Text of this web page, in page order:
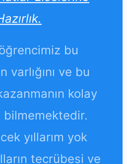
bu
varlığını ve bu
kolay
bilmemektedir.
yıllarım yok
tecrübesi ve